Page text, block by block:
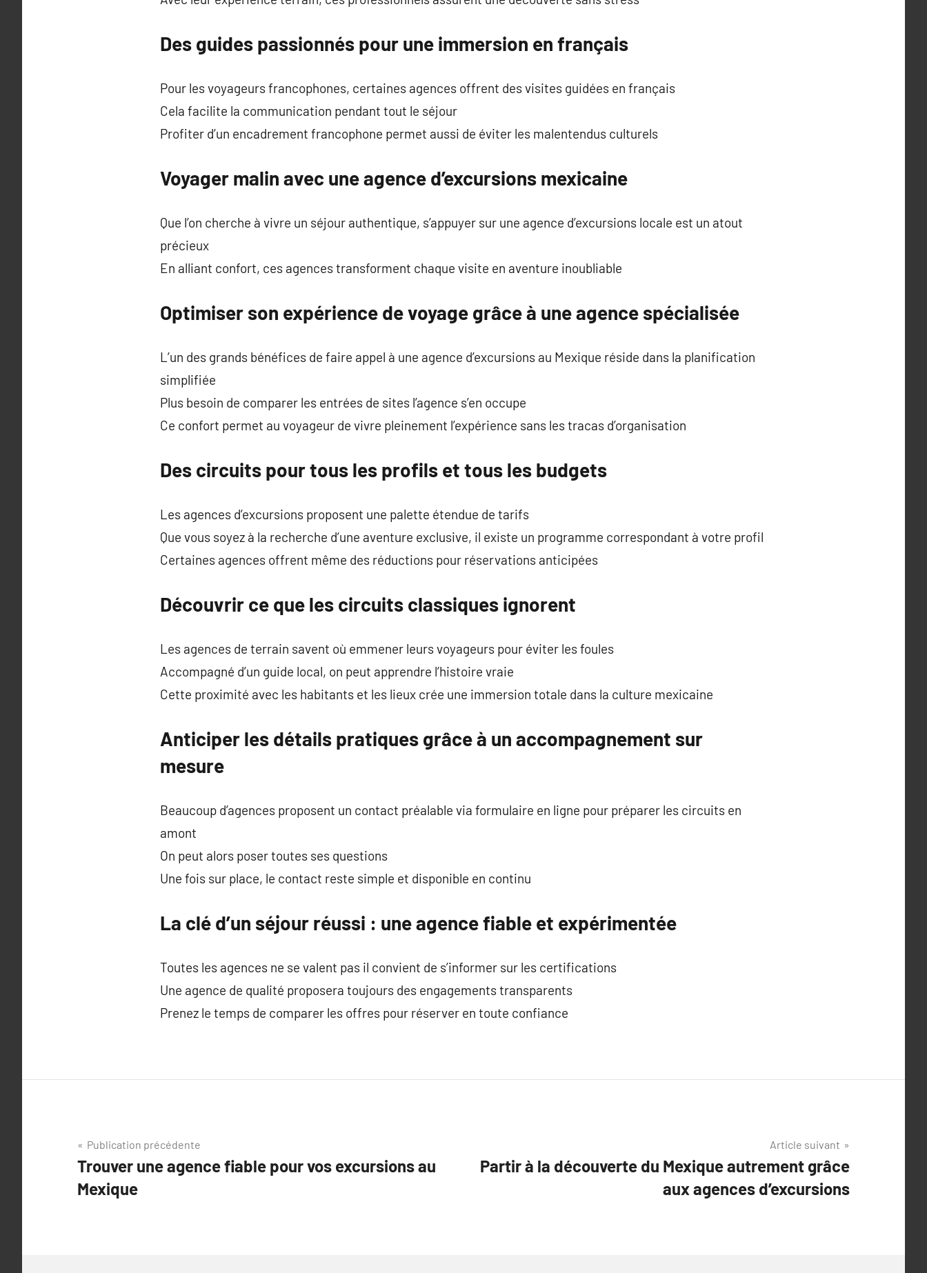
Des guides passionnés pour une immersion en français
Pour les voyageurs francophones, certaines agences offrent des visites guidées en français
Cela facilite la communication pendant tout le séjour
Profiter d’un encadrement francophone permet aussi de éviter les malentendus culturels
Voyager malin avec une agence d’excursions mexicaine
Que l’on cherche à vivre un séjour authentique, s’appuyer sur une agence d’excursions locale est un atout
précieux
En alliant confort, ces agences transforment chaque visite en aventure inoubliable
Optimiser son expérience de voyage grâce à une agence spécialisée
L’un des grands bénéfices de faire appel à une agence d’excursions au Mexique réside dans la planification
simplifiée
Plus besoin de comparer les entrées de sites l’agence s’en occupe
Ce confort permet au voyageur de vivre pleinement l’expérience sans les tracas d’organisation
Des circuits pour tous les profils et tous les budgets
Les agences d’excursions proposent une palette étendue de tarifs
Que vous soyez à la recherche d’une aventure exclusive, il existe un programme correspondant à votre profil
Certaines agences offrent même des réductions pour réservations anticipées
Découvrir ce que les circuits classiques ignorent
Les agences de terrain savent où emmener leurs voyageurs pour éviter les foules
Accompagné d’un guide local, on peut apprendre l’histoire vraie
Cette proximité avec les habitants et les lieux crée une immersion totale dans la culture mexicaine
Anticiper les détails pratiques grâce à un accompagnement sur
mesure
Beaucoup d’agences proposent un contact préalable via formulaire en ligne pour préparer les circuits en
amont
On peut alors poser toutes ses questions
Une fois sur place, le contact reste simple et disponible en continu
La clé d’un séjour réussi : une agence fiable et expérimentée
Toutes les agences ne se valent pas il convient de s’informer sur les certifications
Une agence de qualité proposera toujours des engagements transparents
Prenez le temps de comparer les offres pour réserver en toute confiance
Navigation
de
l’article
Publication précédente
Trouver une agence fiable pour vos excursions au
Mexique
Article suivant
Partir à la découverte du Mexique autrement grâce
aux agences d’excursions